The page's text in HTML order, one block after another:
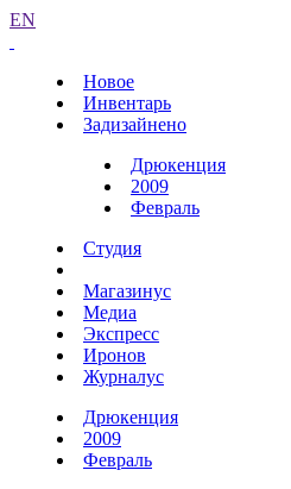
EN
Новое
Инвентарь
Задизайнено
Дрюкенция
2009
Февраль
Студия
Магазинус
Медиа
Экспресс
Иронов
Журналус
Дрюкенция
2009
Февраль